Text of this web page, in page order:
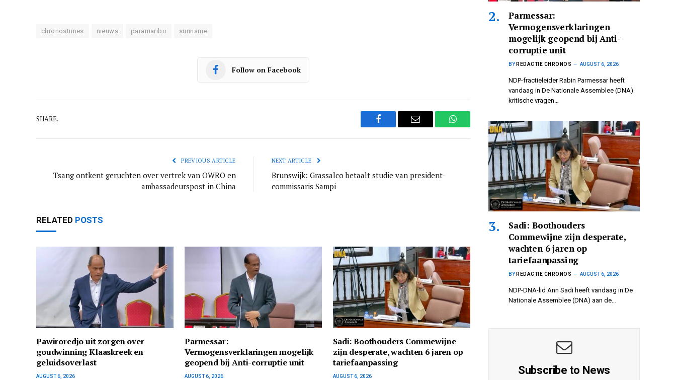
chronostimes nieuws paramaribo suriname
Follow on Facebook
SHARE.
Facebook Email WhatsApp
PREVIOUS ARTICLE
Tsang ontkent geruchten over vertrek van OWRO en
ambassadeurspost in China
NEXT ARTICLE
Brunswijk: Grassalco betaalt studie van president-
commissaris Sampi
RELATED POSTS
Pawiroredjo uit zorgen over
goudwinning Klaaskreek en
geluidsoverlast
AUGUST 6, 2026
Parmessar:
Vermogensverklaringen mogelijk
geopend bij Anti-corruptie unit
AUGUST 6, 2026
Sadi: Boothouders Commewijne
zijn desperate, wachten 6 jaren op
tariefaanpassing
AUGUST 6, 2026
Parmessar:
Vermogensverklaringen
mogelijk geopend bij Anti-
corruptie unit
BY REDACTIE CHRONOS AUGUST 6, 2026
NDP-fractieleider Rabin Parmessar heeft
vandaag in De Nationale Assemblee (DNA)
kritische vragen…
Sadi: Boothouders
Commewijne zijn desperate,
wachten 6 jaren op
tariefaanpassing
BY REDACTIE CHRONOS AUGUST 6, 2026
NDP-DNA-lid Ann Sadi heeft vandaag in De
Nationale Assemblee (DNA) aan de…
Subscribe to News